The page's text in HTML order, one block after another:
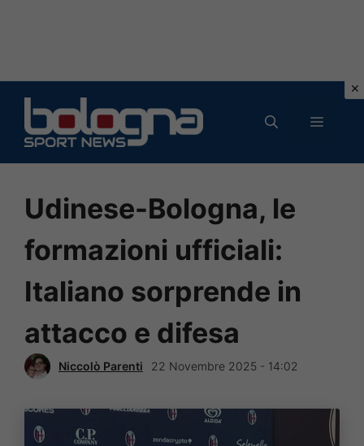
contenuto
MENU
Udinese-Bologna, le
formazioni ufficiali:
Italiano sorprende in
attacco e difesa
Niccolò Parenti 22 Novembre 2025 - 14:02